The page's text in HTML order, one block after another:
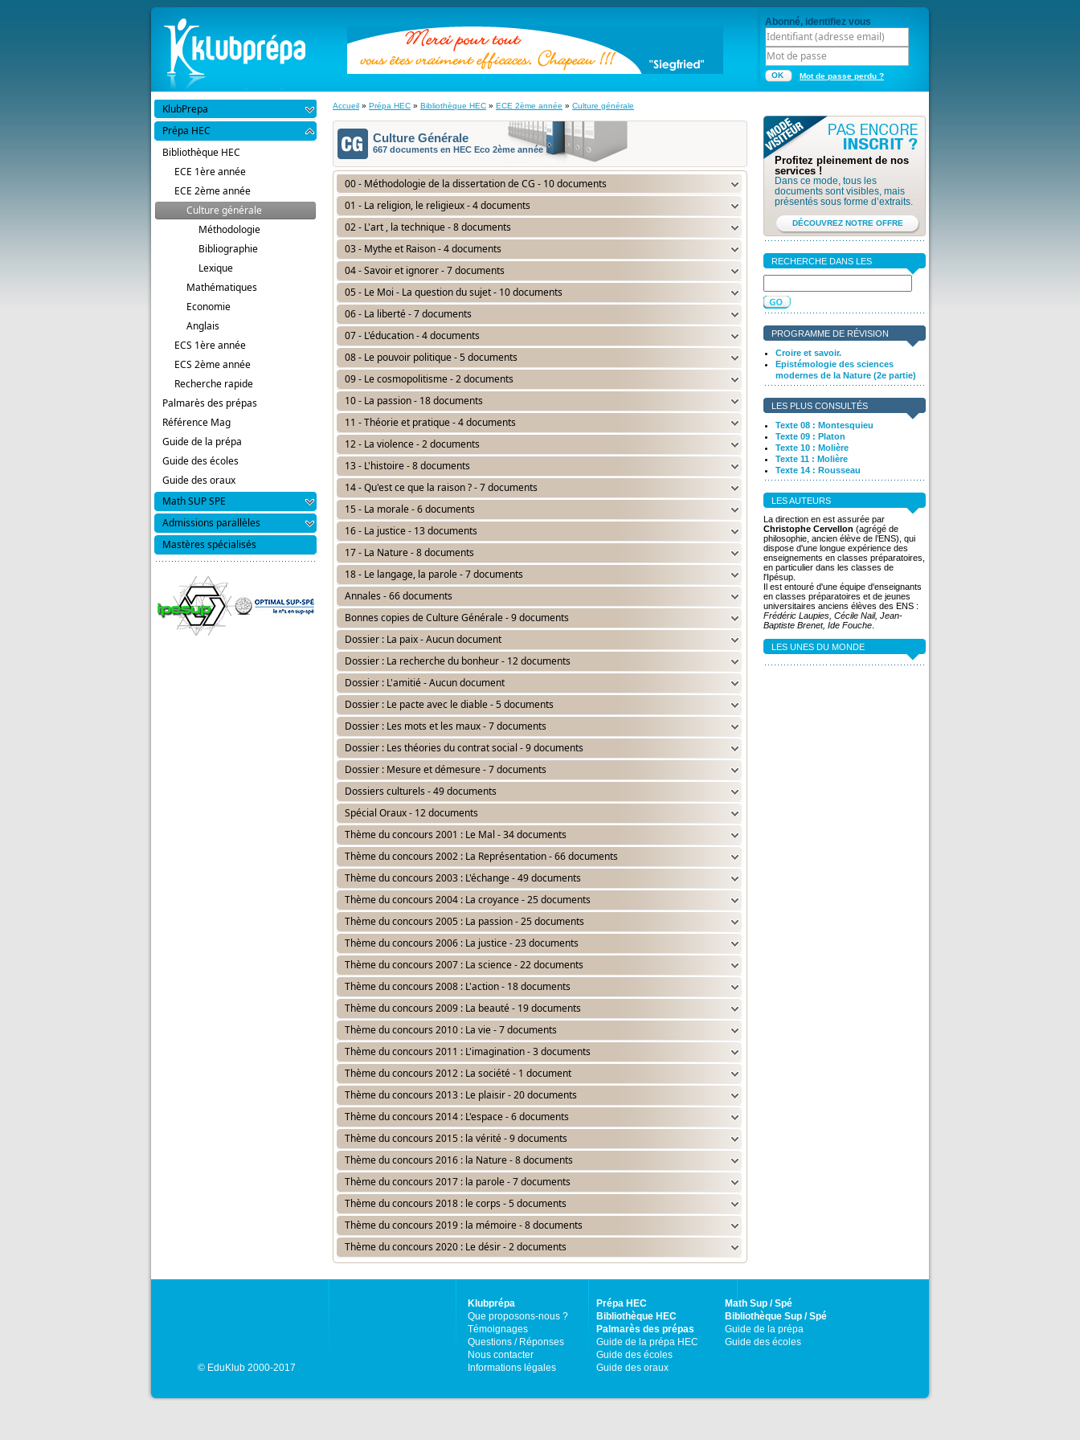
Abonné, identifiez vous
OK Mot de passe perdu ?
KlubPrepa
Prépa HEC
Bibliothèque HEC
ECE 1ère année
ECE 2ème année
Culture générale
Méthodologie
Bibliographie
Lexique
Mathématiques
Economie
Anglais
ECS 1ère année
ECS 2ème année
Recherche rapide
Palmarès des prépas
Référence Mag
Guide de la prépa
Guide des écoles
Guide des oraux
Math SUP SPE
Admissions parallèles
Mastères spécialisés
Accueil » Prépa HEC » Bibliothèque HEC » ECE 2ème année » Culture générale
Culture Générale
667 documents en HEC Eco 2ème année
00 - Méthodologie de la dissertation de CG - 10 documents
01 - La religion, le religieux - 4 documents
02 - L'art , la technique - 8 documents
03 - Mythe et Raison - 4 documents
04 - Savoir et ignorer - 7 documents
05 - Le Moi - La question du sujet - 10 documents
06 - La liberté - 7 documents
07 - L'éducation - 4 documents
08 - Le pouvoir politique - 5 documents
09 - Le cosmopolitisme - 2 documents
10 - La passion - 18 documents
11 - Théorie et pratique - 4 documents
12 - La violence - 2 documents
13 - L'histoire - 8 documents
14 - Qu'est ce que la raison ? - 7 documents
15 - La morale - 6 documents
16 - La justice - 13 documents
17 - La Nature - 8 documents
18 - Le langage, la parole - 7 documents
Annales - 66 documents
Bonnes copies de Culture Générale - 9 documents
Dossier : La paix - Aucun document
Dossier : La recherche du bonheur - 12 documents
Dossier : L'amitié - Aucun document
Dossier : Le pacte avec le diable - 5 documents
Dossier : Les mots et les maux - 7 documents
Dossier : Les théories du contrat social - 9 documents
Dossier : Mesure et démesure - 7 documents
Dossiers culturels - 49 documents
Spécial Oraux - 12 documents
Thème du concours 2001 : Le Mal - 34 documents
Thème du concours 2002 : La Représentation - 66 documents
Thème du concours 2003 : L'échange - 49 documents
Thème du concours 2004 : La croyance - 25 documents
Thème du concours 2005 : La passion - 25 documents
Thème du concours 2006 : La justice - 23 documents
Thème du concours 2007 : La science - 22 documents
Thème du concours 2008 : L'action - 18 documents
Thème du concours 2009 : La beauté - 19 documents
Thème du concours 2010 : La vie - 7 documents
Thème du concours 2011 : L'imagination - 3 documents
Thème du concours 2012 : La société - 1 document
Thème du concours 2013 : Le plaisir - 20 documents
Thème du concours 2014 : L'espace - 6 documents
Thème du concours 2015 : la vérité - 9 documents
Thème du concours 2016 : la Nature - 8 documents
Thème du concours 2017 : la parole - 7 documents
Thème du concours 2018 : le corps - 5 documents
Thème du concours 2019 : la mémoire - 8 documents
Thème du concours 2020 : Le désir - 2 documents
Profitez pleinement de nos
services !
Dans ce mode, tous les
documents sont visibles, mais
présentés sous forme d’extraits.
DÉCOUVREZ NOTRE OFFRE
RECHERCHE DANS LES
DOCUMENTS
PROGRAMME DE RÉVISION
Croire et savoir.
Epistémologie des sciences
modernes de la Nature (2e partie)
LES PLUS CONSULTÉS
Texte 08 : Montesquieu
Texte 09 : Platon
Texte 10 : Molière
Texte 11 : Molière
Texte 14 : Rousseau
LES AUTEURS
La direction en est assurée par
Christophe Cervellon (agrégé de
philosophie, ancien élève de l’ENS), qui
dispose d'une longue expérience des
enseignements en classes préparatoires,
en particulier dans les classes de
l'Ipésup.
Il est entouré d'une équipe d'enseignants
en classes préparatoires et de jeunes
universitaires anciens élèves des ENS :
Frédéric Laupies, Cécile Nail, Jean-
Baptiste Brenet, Ide Fouche
LES UNES DU MONDE
© EduKlub 2000-2017
Klubprépa
Que proposons-nous ?
Témoignages
Questions / Réponses
Nous contacter
Informations légales
Prépa HEC
Bibliothèque HEC
Palmarès des prépas
Guide de la prépa HEC
Guide des écoles
Guide des oraux
Math Sup / Spé
Bibliothèque Sup / Spé
Guide de la prépa
Guide des écoles